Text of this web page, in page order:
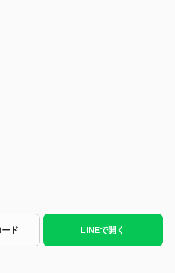
ド LINEで開く